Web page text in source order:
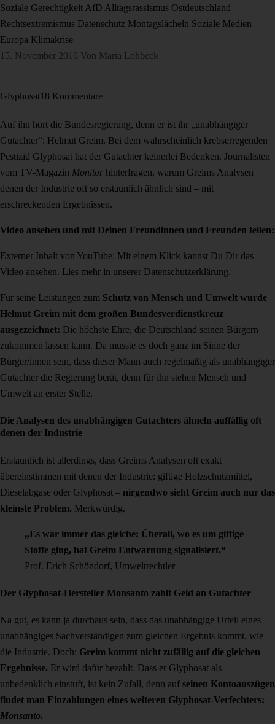
Soziale Gerechtigkeit AfD Alltagsrassismus Ostdeutschland
Rechtsextremismus Datenschutz Montagslächeln Soziale Medien
Europa Klimakrise
15. November 2016 Von Maria Lohbeck
Glyphosat18 Kommentare
Auf ihn hört die Bundesregierung, denn er ist ihr „unabhängiger
Gutachter“: Helmut Greim. Bei dem wahrscheinlich krebserregenden
Pestizid Glyphosat hat der Gutachter keinerlei Bedenken. Journalisten
vom TV-Magazin Monitor hinterfragen, warum Greims Analysen
denen der Industrie oft so erstaunlich ähnlich sind – mit
erschreckenden Ergebnissen.
Video ansehen und mit Deinen Freundinnen und Freunden teilen:
Externer Inhalt von YouTube: Mit einem Klick kannst Du Dir das
Video ansehen. Lies mehr in unserer Datenschutzerklärung.
Für seine Leistungen zum Schutz von Mensch und Umwelt wurde
Helmut Greim mit dem großen Bundesverdienstkreuz
ausgezeichnet: Die höchste Ehre, die Deutschland seinen Bürgern
zukommen lassen kann. Da müsste es doch ganz im Sinne der
Bürger/innen sein, dass dieser Mann auch regelmäßig als unabhängiger
Gutachter die Regierung berät, denn für ihn stehen Mensch und
Umwelt an erster Stelle.
Die Analysen des unabhängigen Gutachters ähneln auffällig oft
denen der Industrie
Erstaunlich ist allerdings, dass Greims Analysen oft exakt
übereinstimmen mit denen der Industrie: giftige Holzschutzmittel,
Dieselabgase oder Glyphosat – nirgendwo sieht Greim auch nur das
kleinste Problem. Merkwürdig.
„Es war immer das gleiche: Überall, wo es um giftige
Stoffe ging, hat Greim Entwarnung signalisiert.“ –
Prof. Erich Schöndorf, Umweltrechtler
Der Glyphosat-Hersteller Monsanto zahlt Geld an Gutachter
Na gut, es kann ja durchaus sein, dass das unabhängige Urteil eines
unabhängiges Sachverständigen zum gleichen Ergebnis kommt, wie
die Industrie. Doch: Greim kommt nicht zufällig auf die gleichen
Ergebnisse. Er wird dafür bezahlt. Dass er Glyphosat als
unbedenklich einstuft, ist kein Zufall, denn auf seinen Kontoauszügen
findet man Einzahlungen eines weiteren Glyphosat-Verfechters:
Monsanto.